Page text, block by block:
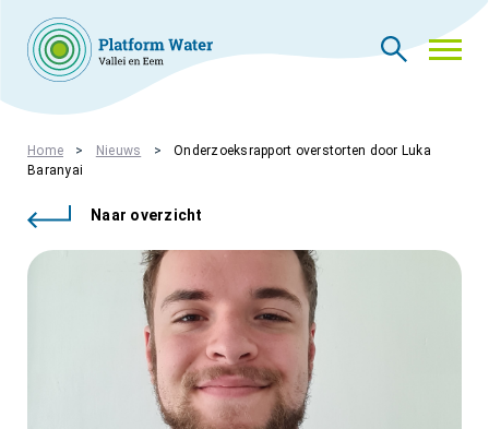
THEMA’S
NIEUWS
WIE ZIJN WIJ
PLATFORMLEDEN
PLATFORM ACADEMIE
INLOGGEN
Home Nieuws
Onderzoeksrapport overstorten door Luka
Baranyai
Naar overzicht